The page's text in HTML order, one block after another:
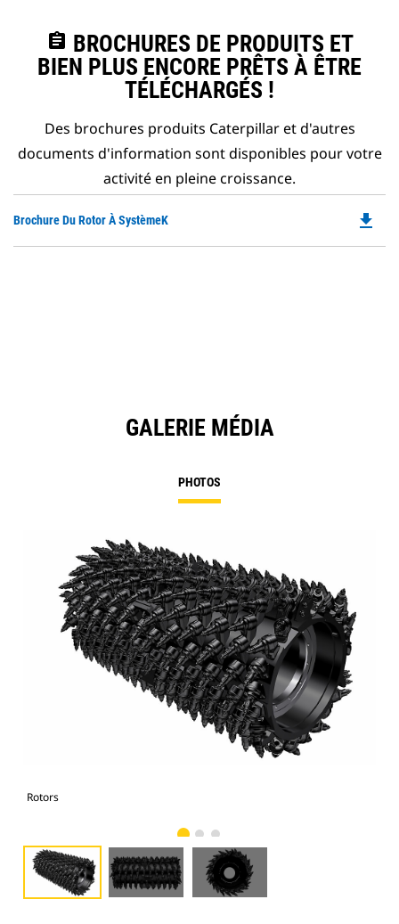
assignment BROCHURES DE PRODUITS ET
BIEN PLUS ENCORE PRÊTS À ÊTRE
TÉLÉCHARGÉS !
Des brochures produits Caterpillar et d'autres
documents d'information sont disponibles pour votre
activité en pleine croissance.
Brochure Du Rotor À SystèmeK file_download
GALERIE MÉDIA
PHOTOS
Rotors